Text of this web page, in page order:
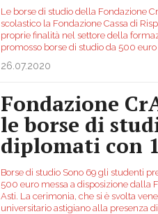
Le borse di studio della Fondazione
scolastico la Fondazione Cassa di
proprie finalità nel settore della
promosso borse di studio da 500 euro
26.07.2020
Fondazione
le borse di
diplomati con
Borse di studio Sono 69 gli studenti
500 euro messa a disposizione dalla
Asti. La cerimonia, che si è svolta
universitario astigiano alla presenza di